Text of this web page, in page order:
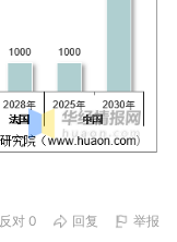
反对 0 回复 举报